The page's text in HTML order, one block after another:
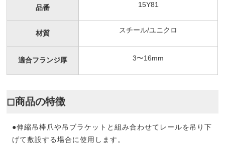
品番 15Y81
材質 スチール/ユニクロ
適合フランジ厚 3〜16mm
◻︎商品の特徴
●伸縮吊棒爪や吊ブラケットと組み合わせてレールを吊り下
げて敷設する場合に使用します。